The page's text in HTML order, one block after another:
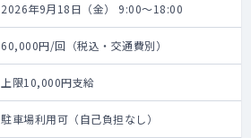
2026年9月18日（金） 9:00～18:00
60,000円/回（税込・交通費別）
上限10,000円支給
駐車場利用可（自己負担なし）